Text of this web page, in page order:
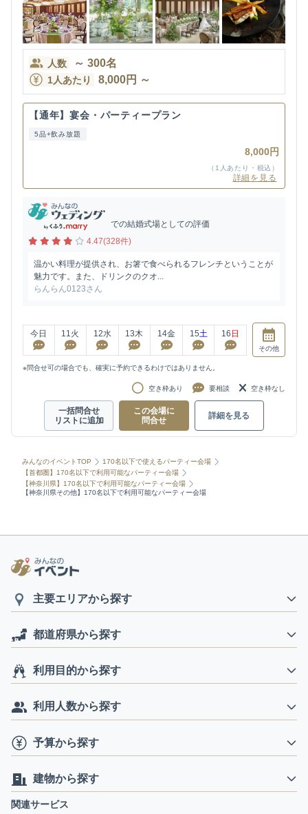
人数 ～ 300名
1人あたり 8,000円 ～
【通年】宴会・パーティープラン
5品+飲み放題
8,000円
（1人あたり・税込）
詳細を見る
での結婚式場としての評価
4.47(328件)
温かい料理が提供され、お箸で食べられるフレンチということが
魅力です。また、ドリンクのクオ...
らんらん0123さん
今日 11 火 12水 13木 14金 15土 16 日
その他
※問合せ可の場合でも、確実に予約できるわけではありません。
空き枠あり 要相談 空き枠なし
一括問合せ
リストに追加
この会場に
問合せ
詳細を見る
みんなのイベントTOP
170名以下で使えるパーティー会場
【首都圏】170名以下で利用可能なパーティー会場
【神奈川県】170名以下で利用可能なパーティー会場
【神奈川県その他】170名以下で利用可能なパーティー会場
主要エリアから探す
都道府県から探す
利用目的から探す
利用人数から探す
予算から探す
建物から探す
関連サービス